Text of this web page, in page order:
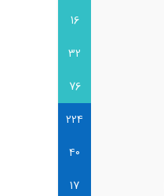
16
32
76
224
40
17